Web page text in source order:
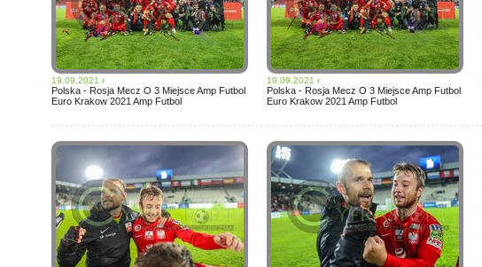
19.09.2021 r
Polska - Rosja Mecz O 3 Miejsce Amp Futbol
Euro Krakow 2021 Amp Futbol
19.09.2021 r
Polska - Rosja Mecz O 3 Miejsce Amp Futbol
Euro Krakow 2021 Amp Futbol